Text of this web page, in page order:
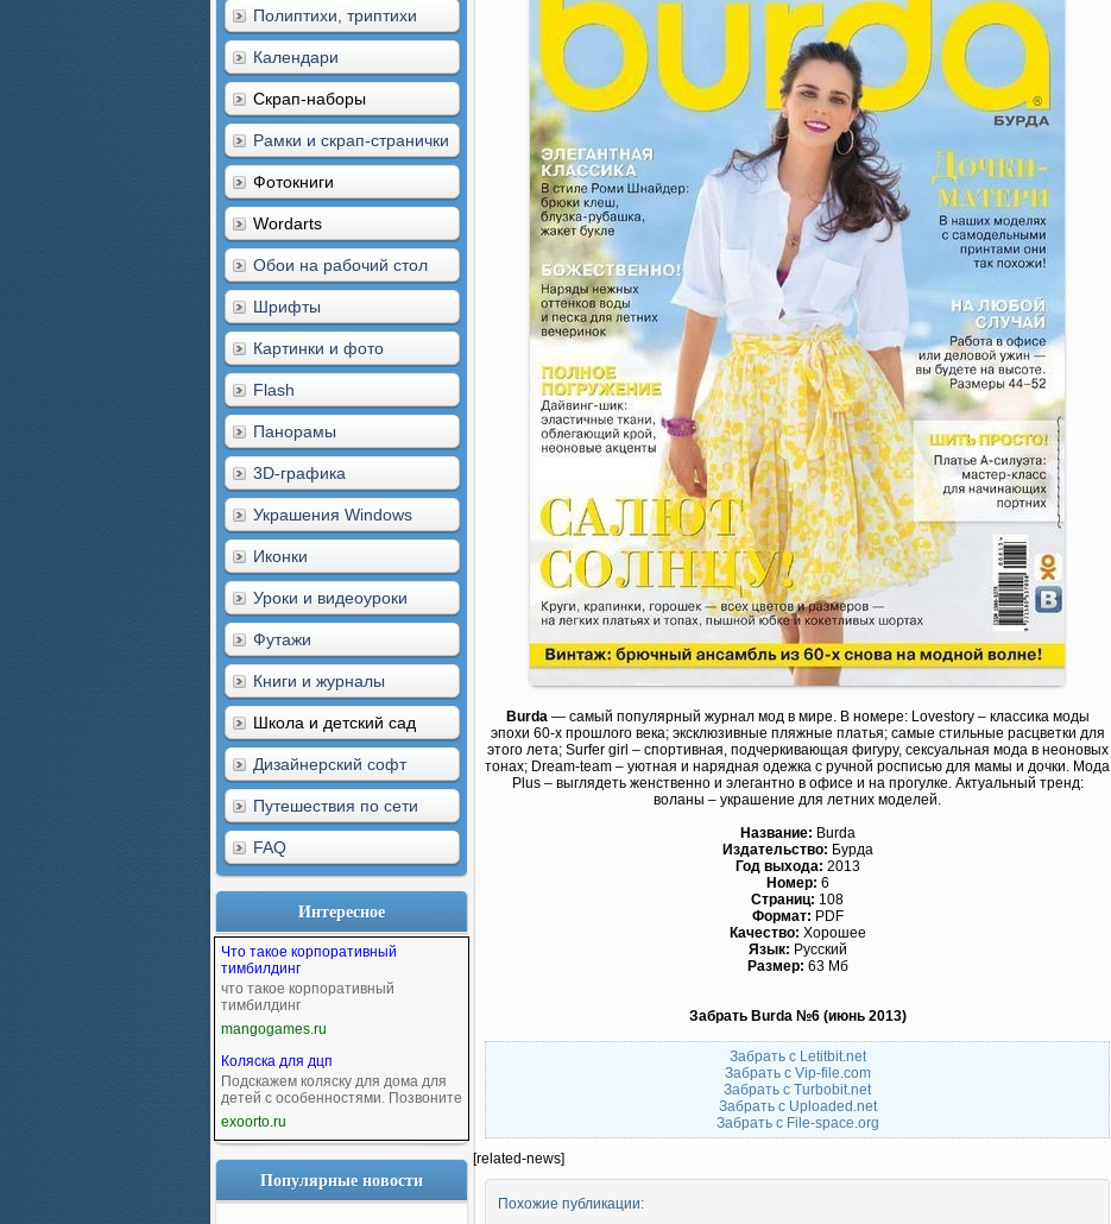
Полиптихи, триптихи
Календари
Скрап-наборы
Рамки и скрап-странички
Фотокниги
Wordarts
Обои на рабочий стол
Шрифты
Картинки и фото
Flash
Панорамы
3D-графика
Украшения Windows
Иконки
Уроки и видеоуроки
Футажи
Книги и журналы
Школа и детский сад
Дизайнерский софт
Путешествия по сети
FAQ
Интересное
Что такое корпоративный
тимбилдинг
что такое корпоративный
тимбилдинг
mangogames.ru
Коляска для дцп
Подскажем коляску для дома для
детей с особенностями. Позвоните
exoorto.ru
Популярные новости
Burda— самый популярный журнал мод в мире. В номере: Lovestory – классика моды
эпохи 60-х прошлого века; эксклюзивные пляжные платья; самые стильные расцветки для
этого лета; Surfer girl – спортивная, подчеркивающая фигуру, сексуальная мода в неоновых
тонах; Dream-team – уютная и нарядная одежка с ручной росписью для мамы и дочки. Мода
Plus – выглядеть женственно и элегантно в офисе и на прогулке. Актуальный тренд:
воланы – украшение для летних моделей.
Название: Burda
Издательство: Бурда
Год выхода: 2013
Номер: 6
Страниц: 108
Формат: PDF
Качество: Хорошее
Язык: Русский
Размер: 63 Мб
Забрать Burda №6 (июнь 2013)
Забрать с Letitbit.net
Забрать с Vip-file.com
Забрать с Turbobit.net
Забрать с Uploaded.net
Забрать с File-space.org
[related-news]
Похожие публикации: